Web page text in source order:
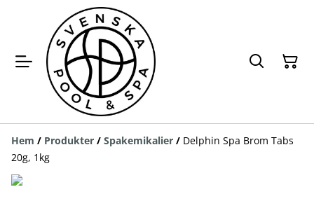
Hem / Produkter / Spakemikalier / Delphin Spa Brom Tabs
20g, 1kg